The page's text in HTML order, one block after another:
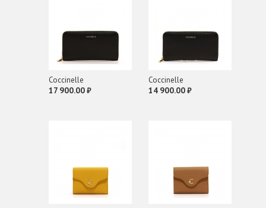
Coсcinelle
17 900.00 ₽
Coсcinelle
14 900.00 ₽